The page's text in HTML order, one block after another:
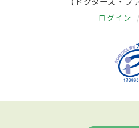
ログイン